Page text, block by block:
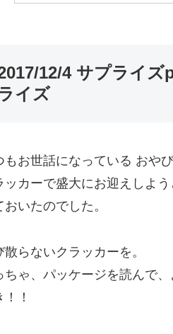
12/4 サプライ
イズ
もお世話になっている おや
ッカーで盛大にお迎えしよ
おいたのでした。
散らないクラッカーを。
ちゃ、パッケージを読んで
！！